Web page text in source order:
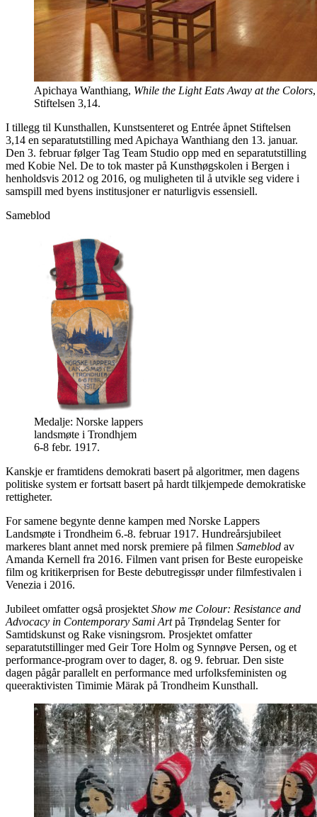
Apichaya Wanthiang, While the Light Eats Away at the Colors
Stiftelsen 3,14.
I tillegg til Kunsthallen, Kunstsenteret og Entrée åpnet Stiftelsen
3,14 en separatutstilling med Apichaya Wanthiang den 13. januar.
Den 3. februar følger Tag Team Studio opp med en separatutstilling
med Kobie Nel. De to tok master på Kunsthøgskolen i Bergen i
henholdsvis 2012 og 2016, og muligheten til å utvikle seg videre i
samspill med byens institusjoner er naturligvis essensiell.
Sameblod
Medalje: Norske lappers
landsmøte i Trondhjem
6-8 febr. 1917.
Kanskje er framtidens demokrati basert på algoritmer, men dagens
politiske system er fortsatt basert på hardt tilkjempede demokratiske
rettigheter.
For samene begynte denne kampen med Norske Lappers
Landsmøte i Trondheim 6.-8. februar 1917. Hundreårsjubileet
markeres blant annet med norsk premiere på filmen Sameblod av
Amanda Kernell fra 2016. Filmen vant prisen for Beste europeiske
film og kritikerprisen for Beste debutregissør under filmfestivalen i
Venezia i 2016.
Jubileet omfatter også prosjektet Show me Colour: Resistance and
Advocacy in Contemporary Sami Artpå Trøndelag Senter for
Samtidskunst og Rake visningsrom. Prosjektet omfatter
separatutstillinger med Geir Tore Holm og Synnøve Persen, og et
performance-program over to dager, 8. og 9. februar. Den siste
dagen pågår parallelt en performance med urfolksfeministen og
queeraktivisten Timimie Märak på Trondheim Kunsthall.